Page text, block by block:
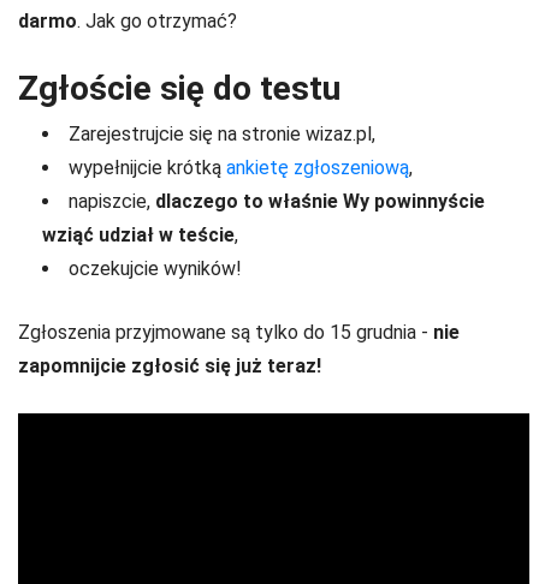
darmo. Jak go otrzymać?
Zgłoście się do testu
Zarejestrujcie się na stronie wizaz.pl,
wypełnijcie krótką ankietę zgłoszeniową,
napiszcie, dlaczego to właśnie Wy powinnyście
wziąć udział w teście,
oczekujcie wyników!
Zgłoszenia przyjmowane są tylko do 15 grudnia - nie
zapomnijcie zgłosić się już teraz!